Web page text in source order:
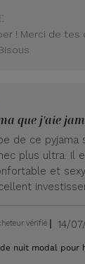
du
LUXOME
le
lundi
20
juillet
2026
! Merci de tes
que j'aie
de ce pyjama
plus ultra. Il
et
vérifié 14/
nuit modal pour